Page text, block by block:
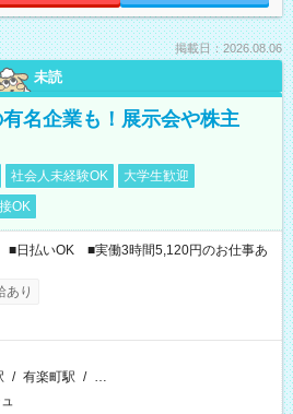
掲載日：2026.08.06
未読
名企業も！展示会や株主
社会人未経験OK
大学生歓迎
OK
日払いOK ■実働3時間5,120円のお仕事あ
あり
/ 有楽町駅 / …